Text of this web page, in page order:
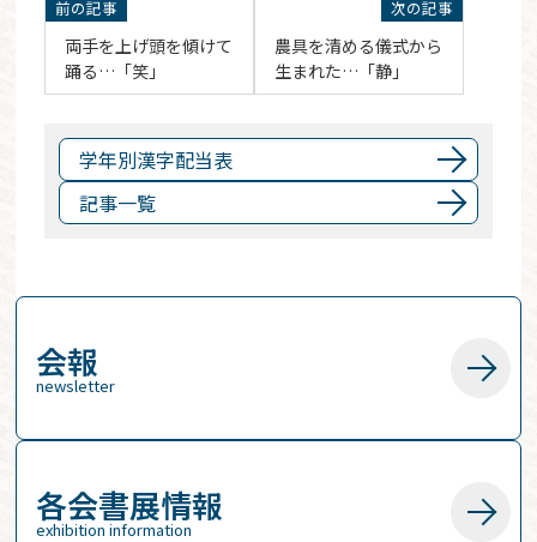
両手を上げ頭を傾けて
踊る…「笑」
農具を清める儀式から
生まれた…「静」
学年別漢字配当表
記事一覧
会報
newsletter
各会書展情報
exhibition information